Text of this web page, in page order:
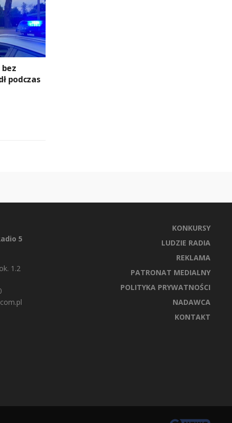
podczas
5
1.2
KONKURSY
LUDZIE RADIA
REKLAMA
PATRONAT MEDIALNY
POLITYKA PRYWATNOŚCI
NADAWCA
KONTAKT